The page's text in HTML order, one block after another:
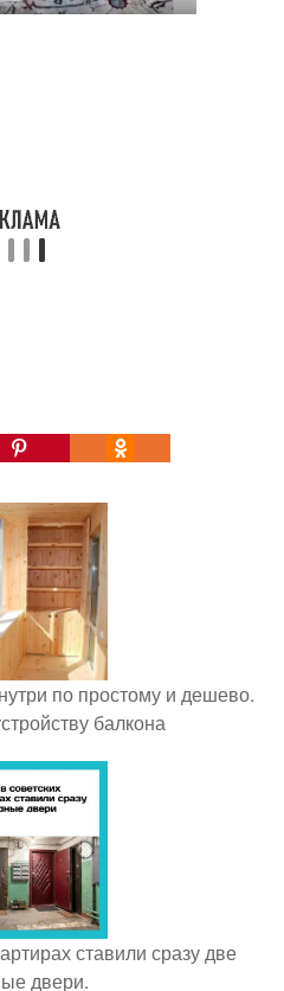
по простому и дешево.
балкона
ставили сразу две
двери.